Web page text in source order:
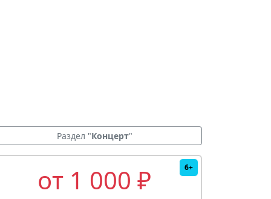
Раздел "Концерт"
6+
от 1 000 ₽